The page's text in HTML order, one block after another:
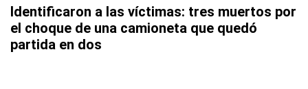
Identificaron a las víctimas: tres muertos por
el choque de una camioneta que quedó
partida en dos